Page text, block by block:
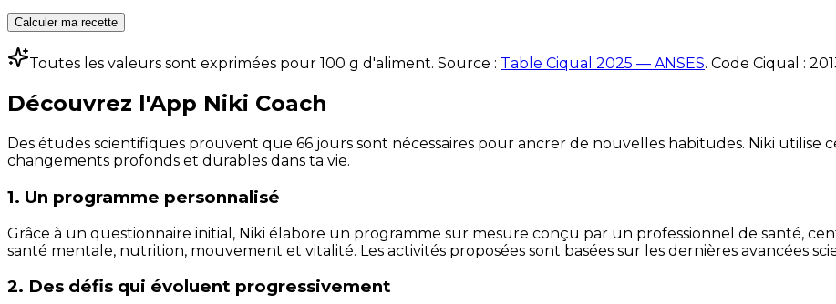
Calculer ma recette
Toutes les valeurs sont exprimées pour 100 g d'aliment. Source : Table Ciqual 2025 — ANSES. Code Ciqual :
Découvrez l'App Niki Coach
Des études scientifiques prouvent que 66 jours sont nécessaires pour ancrer de nouvelles habitudes. Niki utilise
changements profonds et durables dans ta vie.
1. Un programme personnalisé
Grâce à un questionnaire initial, Niki élabore un programme sur mesure conçu par un professionnel de santé,
santé mentale, nutrition, mouvement et vitalité. Les activités proposées sont basées sur les dernières avancées
2. Des défis qui évoluent progressivement